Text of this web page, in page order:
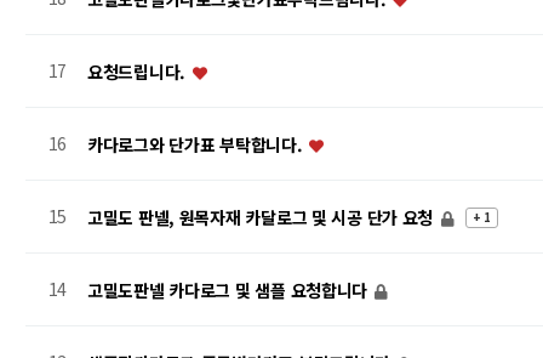
17 요청드립니다.
16 카다로그와 단가표 부탁합니다.
15 고밀도 판넬, 원목자재 카달로그 및 시공 단가 요청 + 1
14 고밀도판넬 카다로그 및 샘플 요청합니다